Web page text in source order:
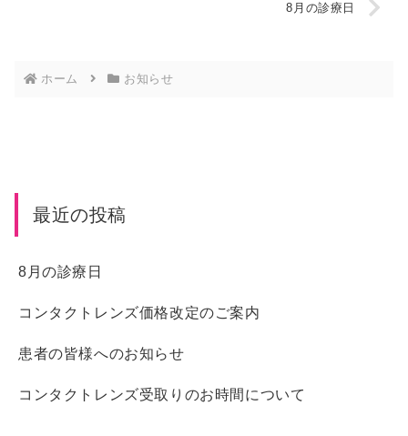
8月の診療日
ホーム お知らせ
最近の投稿
8月の診療日
コンタクトレンズ価格改定のご案内
患者の皆様へのお知らせ
コンタクトレンズ受取りのお時間について